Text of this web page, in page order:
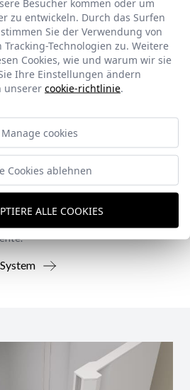
conjunto que combina
y armario de cristal, pensado
Besucher kommen oder um
zu entwickeln. Durch das Surfen
Sie der Verwendung von
Tracking-Technologien zu. Weitere
Cookies, wie und warum wir sie
Ihre Einstellungen ändern
unserer cookie-richtlinie.
Manage cookies
Cookies ablehnen
ALLE COOKIES